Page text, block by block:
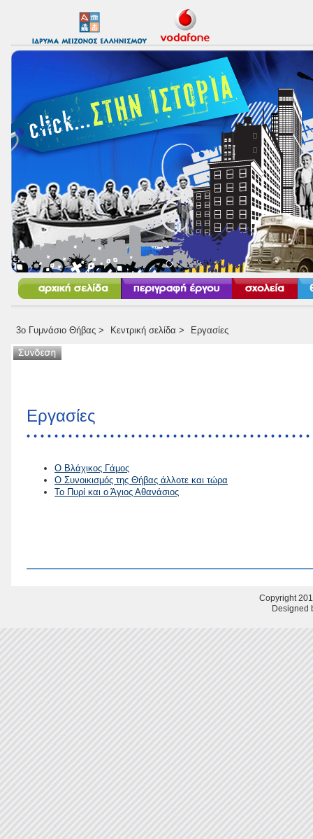
3ο Γυμνάσιο Θήβας> Κεντρική σελίδα > Εργασίες
Εργασίες
Ο Βλάχικος Γάμος
Ο Συνοικισμός της Θήβας άλλοτε και τώρα
Το Πυρί και ο Άγιος Αθανάσιος
Copyright
Designed